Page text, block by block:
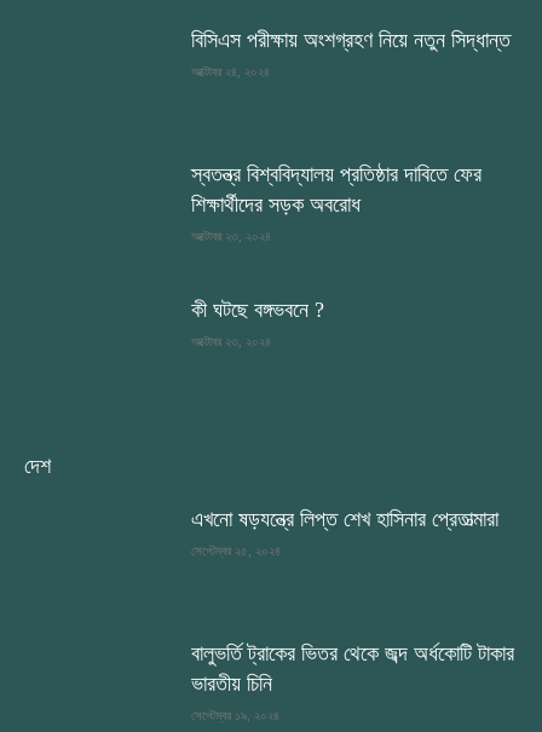
বিসিএস পরীক্ষায় অংশগ্রহণ নিয়ে নতুন সিদ্ধান্ত
অক্টোবর ২৪, ২০২৪
স্বতন্ত্র বিশ্ববিদ্যালয় প্রতিষ্ঠার দাবিতে ফের
শিক্ষার্থীদের সড়ক অবরোধ
অক্টোবর ২৩, ২০২৪
কী ঘটছে বঙ্গভবনে ?
অক্টোবর ২৩, ২০২৪
দেশ
এখনো ষড়যন্ত্রে লিপ্ত শেখ হাসিনার প্রেতাত্মারা
সেপ্টেম্বর ২৫, ২০২৪
বালুভর্তি ট্রাকের ভিতর থেকে জব্দ অর্ধকোটি টাকার
ভারতীয় চিনি
সেপ্টেম্বর ১৯, ২০২৪